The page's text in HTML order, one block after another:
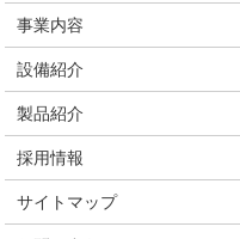
事業内容
設備紹介
製品紹介
採用情報
サイトマップ